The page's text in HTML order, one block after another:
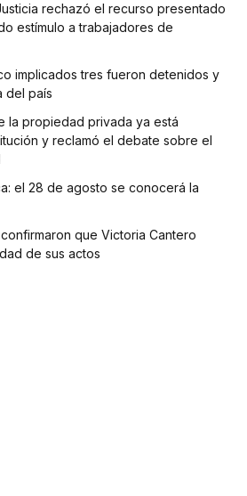
rechazó el recurso presentado
estímulo a trabajadores de
implicados tres fueron detenidos y
del país
la propiedad privada ya está
y reclamó el debate sobre el
el 28 de agosto se conocerá la
que Victoria Cantero
de sus actos